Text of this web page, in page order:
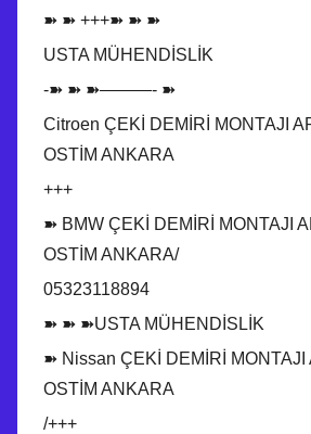
➽ ➽ +++➽ ➽ ➽
USTA MÜHENDİSLİK
-➽ ➽ ➽———- ➽
Citroen ÇEKİ DEMİRİ MONTAJI
OSTİM ANKARA
+++
➽ BMW ÇEKİ DEMİRİ MONTAJI
OSTİM ANKARA/
05323118894
➽ ➽ ➽USTA MÜHENDİSLİK
➽ Nissan ÇEKİ DEMİRİ MONTAJI
OSTİM ANKARA
/+++